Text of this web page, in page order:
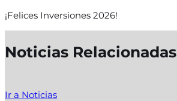
¡Felices Inversiones 2026!
Noticias Relacionadas
Ir a Noticias